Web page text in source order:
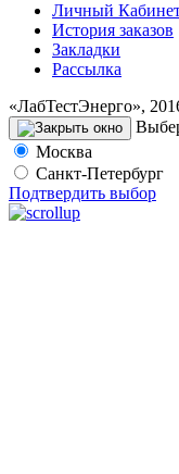
Личный
История заказов
Закладки
Рассылка
«ЛабТестЭнерго»,
Москва
Санкт-Петербург
Подтвердить выбор